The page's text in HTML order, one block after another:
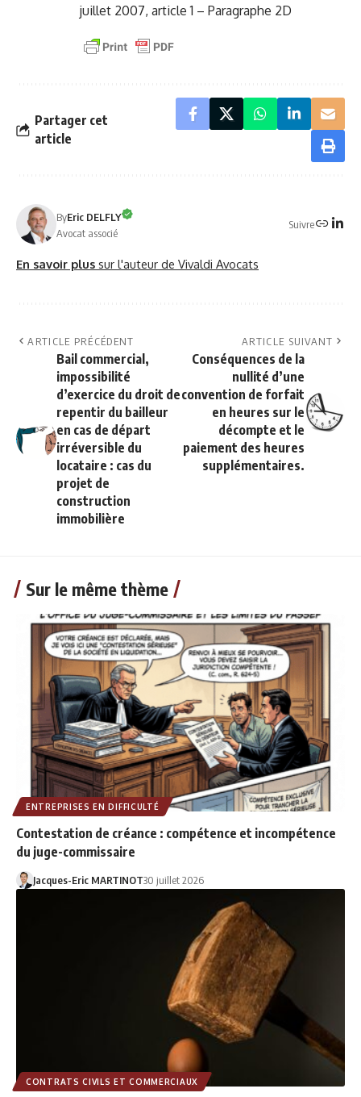
juillet 2007, article 1 – Paragraphe 2D
Partager cet
article
ByEric DELFLY
Avocat associé
Suivre
En savoir plus sur l'auteur de Vivaldi Avocats
ARTICLE PRÉCÉDENT
Bail commercial,
impossibilité
d’exercice du droit de
repentir du bailleur
en cas de départ
irréversible du
locataire : cas du
projet de
construction
immobilière
ARTICLE SUIVANT
Conséquences de la
nullité d’une
convention de forfait
en heures sur le
décompte et le
paiement des heures
supplémentaires.
Sur le même thème
ENTREPRISES EN DIFFICULTÉ
Contestation de créance : compétence et incompétence
du juge-commissaire
Jacques-Eric MARTINOT30 juillet 2026
CONTRATS CIVILS ET COMMERCIAUX